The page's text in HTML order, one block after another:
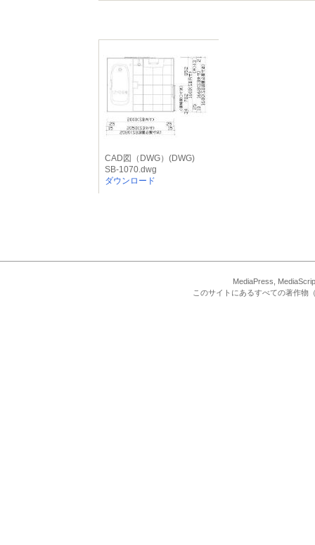
CAD図（DWG）(DWG)
SB-1070.dwg
ダウンロード
MediaPress,
このサイトにあるすべての著作物